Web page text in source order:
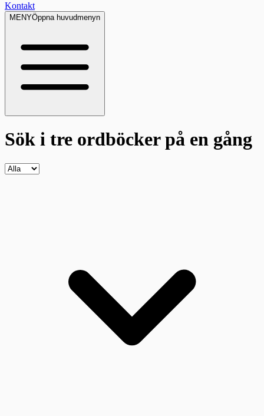
Kontakt
MENYÖppna huvudmenyn
Sök i tre ordböckerpå en gång